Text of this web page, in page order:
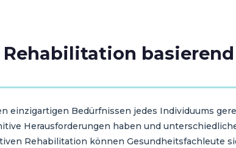
einzigartigen Bedürfnissen jedes Individuums
Herausforderungen haben und
Rehabilitation können Gesundheitsfachleute